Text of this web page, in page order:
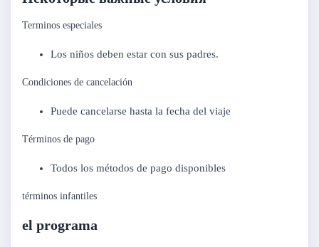
Terminos especiales
Los niños deben estar con sus padres.
Condiciones de cancelación
Puede cancelarse hasta la fecha del viaje
Términos de pago
Todos los métodos de pago disponibles
términos infantiles
el programa